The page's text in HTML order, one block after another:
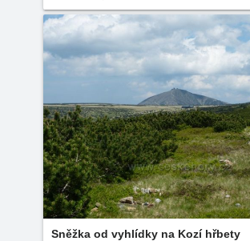
Sněžka od vyhlídky na Kozí hřbety